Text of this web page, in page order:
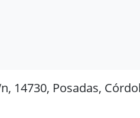
14730, Posadas,